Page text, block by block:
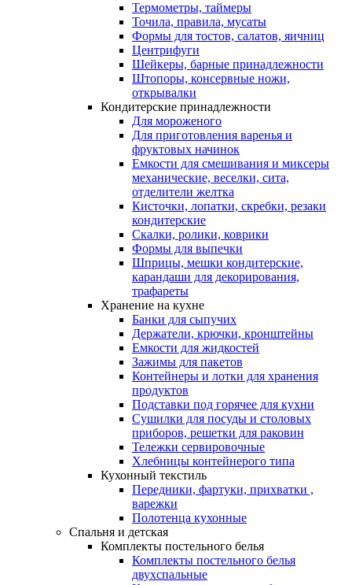
Термометры, таймеры
Точила, правила, мусаты
Формы для тостов, салатов, яичниц
Центрифуги
Шейкеры, барные принадлежности
Штопоры, консервные ножи,
открывалки
Кондитерские принадлежности
Для мороженого
Для приготовления варенья и
фруктовых начинок
Емкости для смешивания и миксеры
механические, веселки, сита,
отделители желтка
Кисточки, лопатки, скребки, резаки
кондитерские
Скалки, ролики, коврики
Формы для выпечки
Шприцы, мешки кондитерские,
карандаши для декорирования,
трафареты
Хранение на кухне
Банки для сыпучих
Держатели, крючки, кронштейны
Емкости для жидкостей
Зажимы для пакетов
Контейнеры и лотки для хранения
продуктов
Подставки под горячее для кухни
Сушилки для посуды и столовых
приборов, решетки для раковин
Тележки сервировочные
Хлебницы контейнерого типа
Кухонный текстиль
Передники, фартуки, прихватки ,
варежки
Полотенца кухонные
Спальня и детская
Комплекты постельного белья
Комплекты постельного белья
двухспальные